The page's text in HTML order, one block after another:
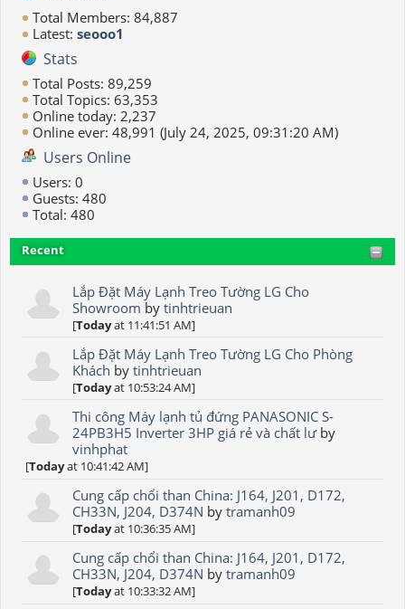
Total Members: 84,887
Latest: seooo1
Stats
Total Posts: 89,259
Total Topics: 63,353
Online today: 2,237
Online ever: 48,991 (July 24, 2025, 09:31:20 AM)
Users Online
Users: 0
Guests: 480
Total: 480
Recent
Lắp Đặt Máy Lạnh Treo Tường LG Cho
Showroom bytinhtrieuan
[Todayat 11:41:51 AM]
Lắp Đặt Máy Lạnh Treo Tường LG Cho Phòng
Khách bytinhtrieuan
[Todayat 10:53:24 AM]
Thi công Máy lạnh tủ đứng PANASONIC S-
24PB3H5 Inverter 3HP giá rẻ và chất lưby
vinhphat
[Todayat 10:41:42 AM]
Cung cấp chổi than China: J164, J201, D172,
CH33N, J204, D374N bytramanh09
[Todayat 10:36:35 AM]
Cung cấp chổi than China: J164, J201, D172,
CH33N, J204, D374N bytramanh09
[Todayat 10:33:32 AM]